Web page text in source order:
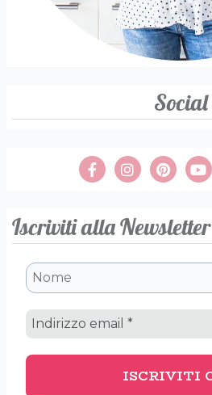
Social
Iscriviti alla Newsletter